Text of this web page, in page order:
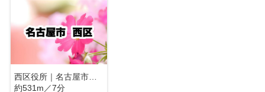
西区役所｜名古屋市西区
約531m／7分